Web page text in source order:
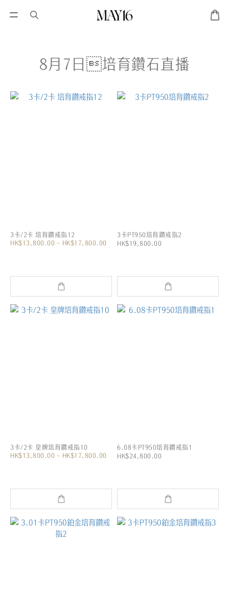
8月7日培育鑽石直播
3卡/2卡 培育鑽戒指12
HK$13,800.00 ~ HK$17,800.00
3卡PT950培育鑽戒指2
HK$19,800.00
3卡/2卡 皇牌培育鑽戒指10
HK$13,800.00 ~ HK$17,800.00
6.08卡PT950培育鑽戒指1
HK$24,800.00